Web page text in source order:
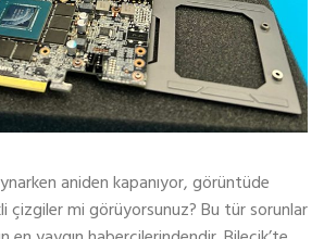
aniden kapanıyor, görüntüde
çizgiler mi görüyorsunuz? Bu tür sorunlar